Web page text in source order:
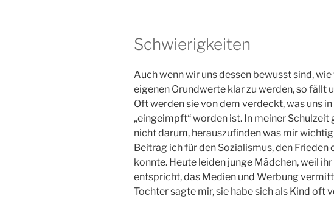
Schwierigkeiten
Auch wenn wir uns dessen bewusst sind,
eigenen Grundwerte klar zu werden, so fällt
Oft werden sie von dem verdeckt, was uns
„eingeimpft“ worden ist. In meiner Schulzeit
nicht darum, herauszufinden was mir
Beitrag ich für den Sozialismus, den Frieden
konnte. Heute leiden junge Mädchen, weil
entspricht, das Medien und Werbung
Tochter sagte mir, sie habe sich als Kind oft